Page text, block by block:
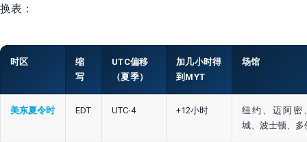
换表：
时区
缩
写
UTC偏移
（夏季）
加几小时得
到MYT
场馆
美东夏令时 EDT UTC-4 +12小时
纽约、迈阿密
城、波士顿、多